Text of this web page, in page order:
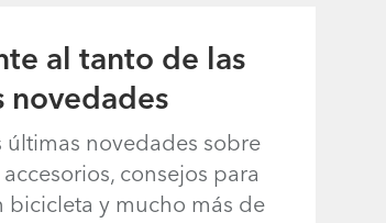
al tanto de las
novedades
últimas novedades sobre
consejos para
bicicleta y mucho más de